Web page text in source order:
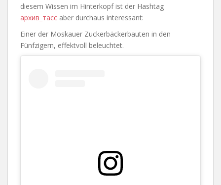
diesem Wissen im Hinterkopf ist der Hashtag
архив_тасс aber durchaus interessant:
Einer der Moskauer Zuckerbäckerbauten in den
Fünfzigern, effektvoll beleuchtet.